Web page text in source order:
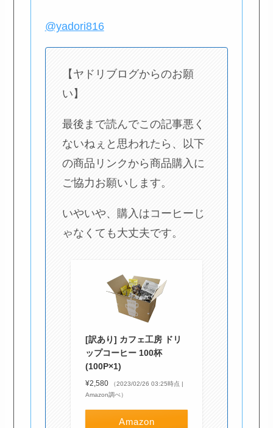
@yadori816
【ヤドリブログからのお願
い】
最後まで読んでこの記事悪く
ないねぇと思われたら、以下
の商品リンクから商品購入に
ご協力お願いします。
いやいや、購入はコーヒーじ
ゃなくても大丈夫です。
[訳あり] カフェ工房 ドリ
ップコーヒー 100杯
(100P×1)
¥2,580
（2023/02/26 03:25時点 |
Amazon調べ）
Amazon